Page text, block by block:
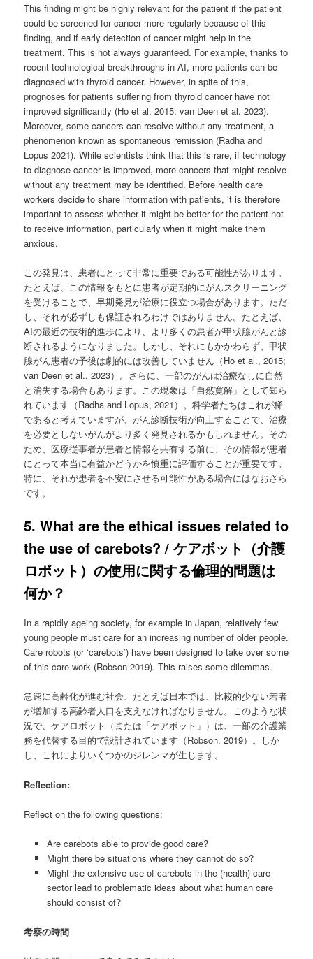
This finding might be highly relevant for the patient if the patient
could be screened for cancer more regularly because of this
finding, and if early detection of cancer might help in the
treatment. This is not always guaranteed. For example, thanks to
recent technological breakthroughs in AI, more patients can be
diagnosed with thyroid cancer. However, in spite of this,
prognoses for patients suffering from thyroid cancer have not
improved significantly (Ho et al. 2015; van Deen et al. 2023).
Moreover, some cancers can resolve without any treatment, a
phenomenon known as spontaneous remission (Radha and
Lopus 2021). While scientists think that this is rare, if technology
to diagnose cancer is improved, more cancers that might resolve
without any treatment may be identified. Before health care
workers decide to share information with patients, it is therefore
important to assess whether it might be better for the patient not
to receive information, particularly when it might make them
anxious.
この発見は、患者にとって非常に重要である可能性があります。
たとえば、この情報をもとに患者が定期的にがんスクリーニング
を受けることで、早期発見が治療に役立つ場合があります。ただ
し、それが必ずしも保証されるわけではありません。たとえば、
AIの最近の技術的進歩により、より多くの患者が甲状腺がんと診
断されるようになりました。しかし、それにもかかわらず、甲状
腺がん患者の予後は劇的には改善していません（Ho et al., 2015;
van Deen et al., 2023）。さらに、一部のがんは治療なしに自然
と消失する場合もあります。この現象は「自然寛解」として知ら
れています（Radha and Lopus, 2021）。科学者たちはこれが稀
であると考えていますが、がん診断技術が向上することで、治療
を必要としないがんがより多く発見されるかもしれません。その
ため、医療従事者が患者と情報を共有する前に、その情報が患者
にとって本当に有益かどうかを慎重に評価することが重要です。
特に、それが患者を不安にさせる可能性がある場合にはなおさら
です。
5. What are the ethical issues related to
the use of carebots? / ケアボット（介護
ロボット）の使用に関する倫理的問題は
何か？
In a rapidly ageing society, for example in Japan, relatively few
young people must care for an increasing number of older people.
Care robots (or ‘carebots’) have been designed to take over some
of this care work (Robson 2019). This raises some dilemmas.
急速に高齢化が進む社会、たとえば日本では、比較的少ない若者
が増加する高齢者人口を支えなければなりません。このような状
況で、ケアロボット（または「ケアボット」）は、一部の介護業
務を代替する目的で設計されています（Robson, 2019）。しか
し、これによりいくつかのジレンマが生じます。
Reflection:
Reflect on the following questions:
Are carebots able to provide good care?
Might there be situations where they cannot do so?
Might the extensive use of carebots in the (health) care
sector lead to problematic ideas about what human care
should consist of?
考察の時間